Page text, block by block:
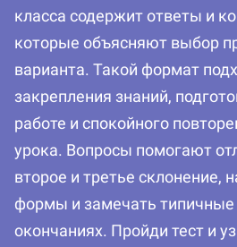
класса содержит ответы и
которые объясняют выбор
варианта. Такой формат
закрепления знаний,
работе и спокойного
урока. Вопросы помогают
второе и третье склонение,
формы и замечать
окончаниях. Пройди тест и